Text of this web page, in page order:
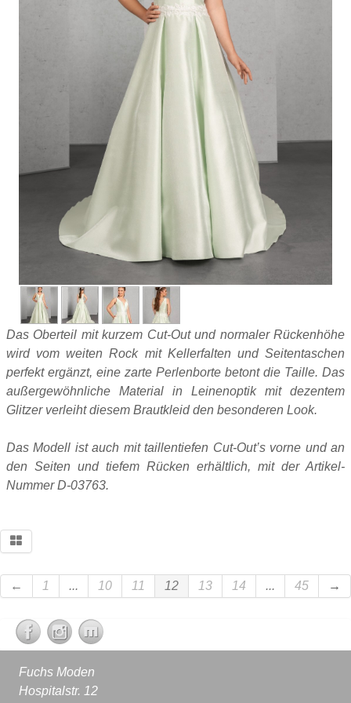
Das Oberteil mit kurzem Cut-Out und normaler Rückenhöhe
wird vom weiten Rock mit Kellerfalten und Seitentaschen
perfekt ergänzt, eine zarte Perlenborte betont die Taille. Das
außergewöhnliche Material in Leinenoptik mit dezentem
Glitzer verleiht diesem Brautkleid den besonderen Look.
Das Modell ist auch mit taillentiefen Cut-Out’s vorne und an
den Seiten und tiefem Rücken erhältlich, mit der Artikel-
Nummer D-03763.
← 1 ... 10 11 12 13 14 ... 45 →
Fuchs Moden
Hospitalstr. 12